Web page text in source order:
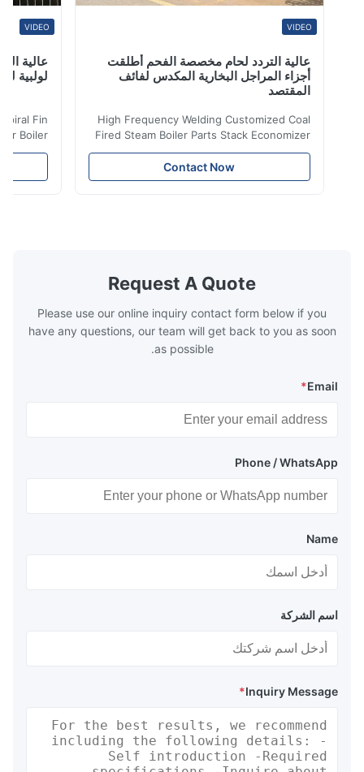
عالية التردد لحام مخصصة الفحم أطلقت
أجزاء المراجل البخارية المكدس لفائف
المقتصد
High Frequency Welding Customized Coal
Fired Steam Boiler Parts Stack Economizer
Coil Boiler economizer Boiler Economizer is
the energy improving device that helps to
reduce the cost of operation by saving the
boilers is generally in the temperature
range of 200°C – 250°C, so there
Contact Now
عالية
لولبية لنقل
Spiral Fin
Boiler
is the
saving the
Request A Quote
Please use our online inquiry contact form below if you
have any questions, our team will get back to you as soon
as possible.
Email
*
Phone / WhatsApp
Name
اسم الشركة
Inquiry Message
*